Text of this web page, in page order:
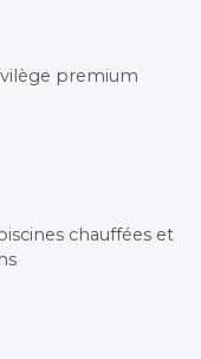
premium
chauffées et